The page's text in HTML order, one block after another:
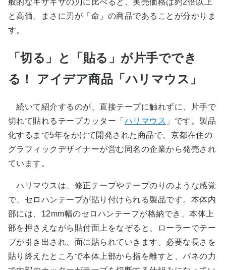
般的なギザギザの刃に比べると、実売価格は約2倍以上
と高価。まさに刃が「命」の商品であることが分かりま
す。
「切る」と「貼る」が片手ででき
る！ アイデア商品「ハリマウス」
続いて紹介するのが、直接テープに触れずに、片手で
切れて貼れるテープカッター「 ハリマウス 」です。製品
化するまで5年をかけて開発された商品で、京都在住の
グラフィックデザイナーが営む同名の企業から発売され
ています。
ハリマウスは、修正テープやテープのりのような感覚
で、セロハンテープが貼り付けられる製品です。本体内
部には、12mm幅のセロハンテープが格納でき、本体上
部を押さえながら貼付面上をなぞると、ローラーでテー
プが引き出され、面に貼られていきます。必要な長さを
貼り終えたところで本体上部から指を離すと、バネの力